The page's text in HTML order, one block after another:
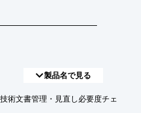
製品名で見る
術文書管理・見直し必要度チェ